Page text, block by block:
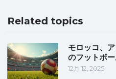
Related topics
モロッコ、
のフットボ
12月 12, 2025